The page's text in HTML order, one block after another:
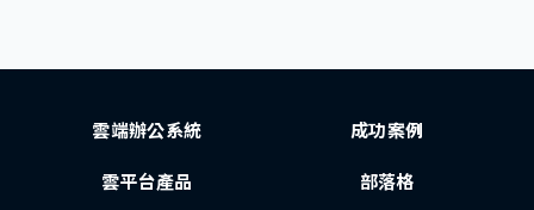
雲端辦公系統
雲平台產品
成功案例
部落格